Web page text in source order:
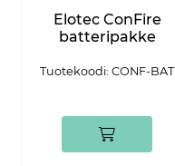
Elotec ConFire
batteripakke
Tuotekoodi: CONF-BAT